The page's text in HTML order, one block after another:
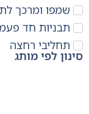
שמפו ומרכך
תבניות חד
תחליבי רחצה
סינון לפי מותג